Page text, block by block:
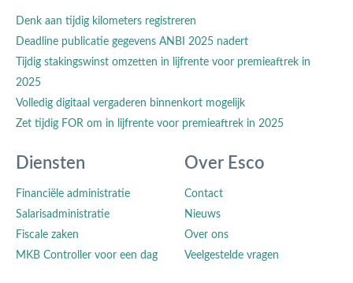
Denk aan tijdig kilometers registreren
Deadline publicatie gegevens ANBI 2025 nadert
Tijdig stakingswinst omzetten in lijfrente voor premieaftrek in
2025
Volledig digitaal vergaderen binnenkort mogelijk
Zet tijdig FOR om in lijfrente voor premieaftrek in 2025
Diensten
Financiële administratie
Salarisadministratie
Fiscale zaken
MKB Controller voor een dag
Over Esco
Contact
Nieuws
Over ons
Veelgestelde vragen